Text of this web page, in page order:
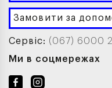
Замовити за
Сервіс: (067) 6000
Ми в соцмережах